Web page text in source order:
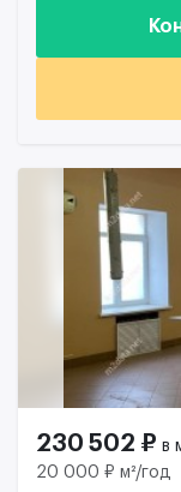
230 502 ₽ в
20 000 ₽ м²/год